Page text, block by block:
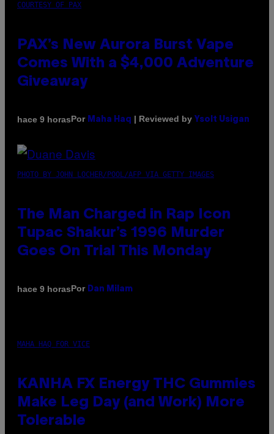
COURTESY OF PAX
PAX’s New Aurora Burst Vape
Comes With a $4,000 Adventure
Giveaway
hace 9 horasPor Maha Haq | Reviewed by Ysolt Usigan
PHOTO BY JOHN LOCHER/POOL/AFP VIA GETTY IMAGES
The Man Charged in Rap Icon
Tupac Shakur’s 1996 Murder
Goes On Trial This Monday
hace 9 horasPor Dan Milam
MAHA HAQ FOR VICE
KANHA FX Energy THC Gummies
Make Leg Day (and Work) More
Tolerable